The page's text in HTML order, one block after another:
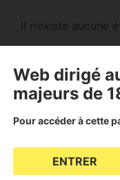
Il n’existe
ou l on met l' herbe
mettre tout au bout
Web dirigé
majeurs de
Pour accéder à cette
ENTRER